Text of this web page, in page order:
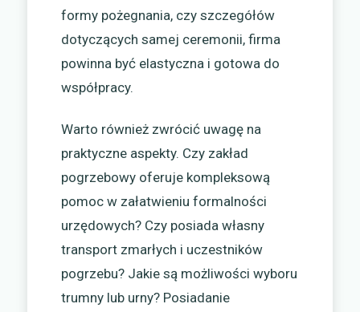
formy pożegnania, czy szczegółów
dotyczących samej ceremonii, firma
powinna być elastyczna i gotowa do
współpracy.
Warto również zwrócić uwagę na
praktyczne aspekty. Czy zakład
pogrzebowy oferuje kompleksową
pomoc w załatwieniu formalności
urzędowych? Czy posiada własny
transport zmarłych i uczestników
pogrzebu? Jakie są możliwości wyboru
trumny lub urny? Posiadanie